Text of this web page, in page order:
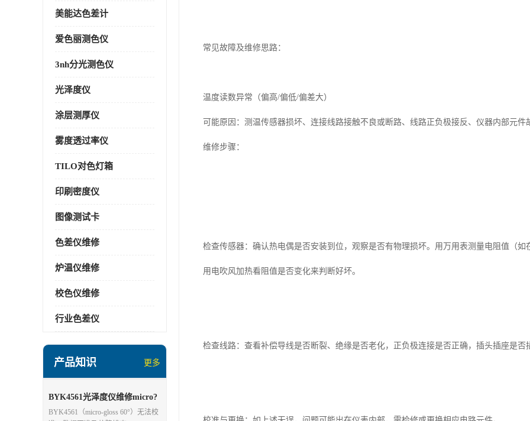
美能达色差计
爱色丽测色仪
3nh分光测色仪
光泽度仪
涂层测厚仪
雾度透过率仪
TILO对色灯箱
印刷密度仪
图像测试卡
色差仪维修
炉温仪维修
校色仪维修
行业色差仪
产品知识 更多
BYK4561光泽度仪维修micro?
gloss 60°
BYK4561（micro‑gloss 60°）无法校
常见故障及维修思路：
温度读数异常（偏高/偏低/偏差大）
可能原因：测温传感器损坏、连接线路接触不良或断路、线路正负极接反、仪器内部元件
维修步骤：
检查传感器：确认热电偶是否安装到位，观察是否有物理损坏。用万用表测量电阻值（如
用电吹风加热看阻值是否变化来判断好坏。
检查线路：查看补偿导线是否断裂、绝缘是否老化，正负极连接是否正确，插头插座是否